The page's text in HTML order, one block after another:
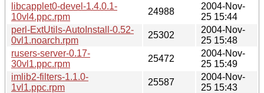
libcapplet0-devel-1.4.0.1-
10vl4.ppc.rpm
24988
2004-Nov-
25 15:44
perl-ExtUtils-AutoInstall-0.52-
0vl1.noarch.rpm
25302
2004-Nov-
25 15:48
rusers-server-0.17-
30vl1.ppc.rpm
25472
2004-Nov-
25 15:49
imlib2-filters-1.1.0-
1vl1.ppc.rpm
25587
2004-Nov-
25 15:43